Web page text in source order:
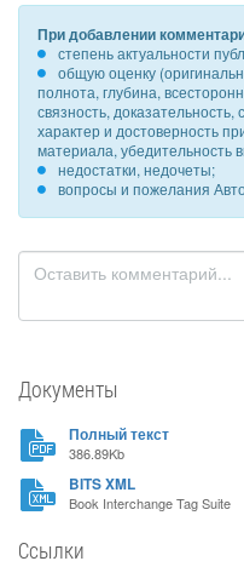
При добавлении
степень актуальности
общую оценку
полнота, глубина,
связность, доказательность,
характер и достоверность
материала, убедительность
недостатки, недочеты;
вопросы и пожелания
Документы
Полный текст
386.89Kb
BITS XML
Book Interchange Tag Suite
Ссылки